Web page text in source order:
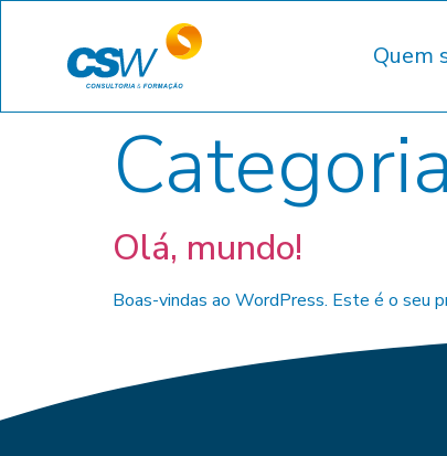
Quem
Olá, mundo!
Boas-vindas ao WordPress. Este é o seu